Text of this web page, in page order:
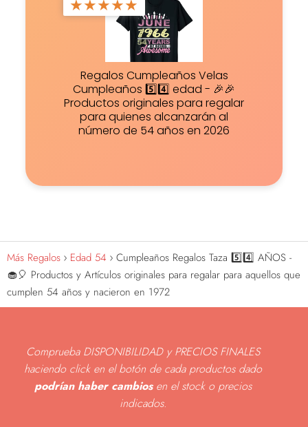
★★★★★
Regalos Cumpleaños Velas
Cumpleaños 5️⃣4️⃣ edad - 🎉🎉
Productos originales para regalar
para quienes alcanzarán al
número de 54 años en 2026
Más Regalos Edad 54
Cumpleaños Regalos Taza 5️⃣4️⃣ AÑOS -
🧁🎈 Productos y Artículos originales para regalar para aquellos que
cumplen 54 años y nacieron en 1972
Comprueba DISPONIBILIDAD y PRECIOS FINALES
haciendo click en el botón de cada productos dado
podrían haber cambiosen el stock o precios
indicados.